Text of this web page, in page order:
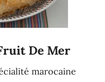
De Mer
marocaine